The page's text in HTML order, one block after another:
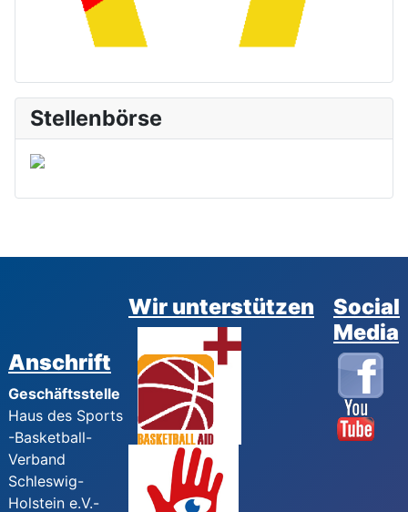
Stellenbörse
Anschrift
Geschäftsstelle
Haus des Sports
-Basketball-
Verband
Schleswig-
Holstein e.V.-
Wir unterstützen
Social
Media